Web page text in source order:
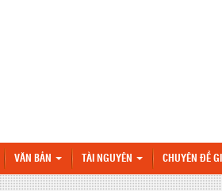
VĂN BẢN TÀI NGUYÊN CHUYÊN ĐỀ